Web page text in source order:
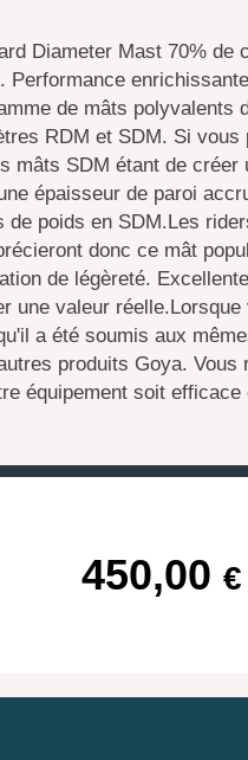
Diameter Mast 70% de
Performance
de mâts polyvalents
RDM et SDM. Si
mâts SDM étant de
épaisseur de paroi
de poids en SDM.Les
donc ce mât
de légèreté.
une valeur
a été soumis aux
produits Goya.
équipement soit efficace
450,00 €